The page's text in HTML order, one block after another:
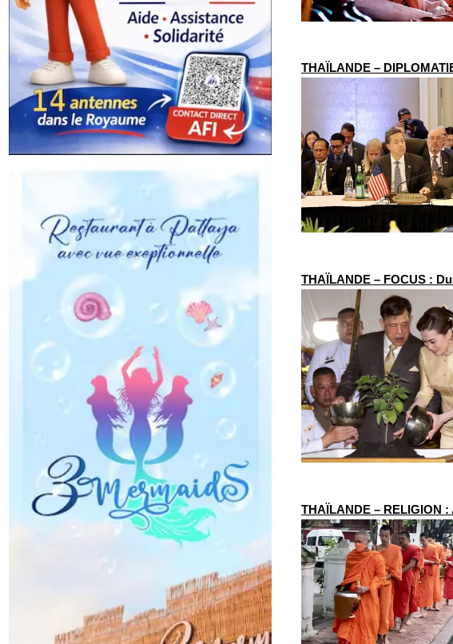
THAÏLANDE –
THAÏLANDE – FOCUS :
THAÏLANDE – RELIGION